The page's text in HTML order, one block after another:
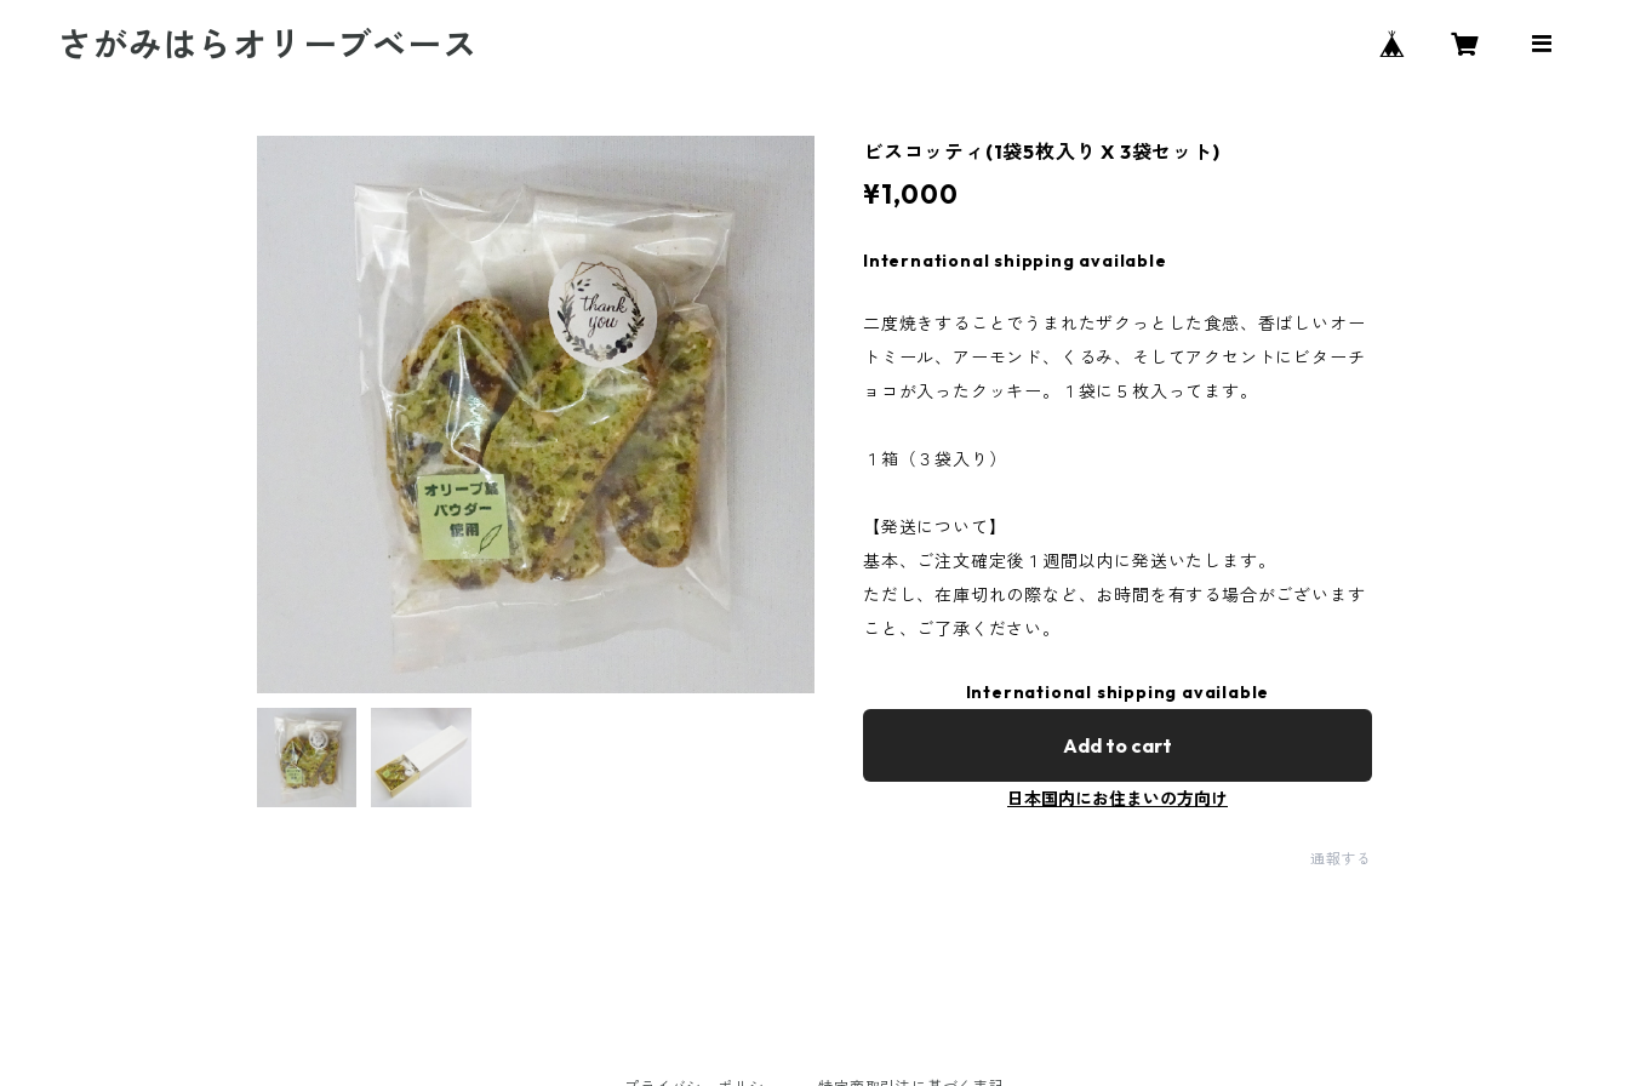
さがみはらオリーブベース
ビスコッティ(1袋5枚入り X 3袋セット)
¥1,000
International shipping available
二度焼きすることでうまれたザクっとした食感、香ばしいオー
トミール、アーモンド、くるみ、そしてアクセントにビターチ
ョコが入ったクッキー。１袋に５枚入ってます。
１箱（３袋入り）
【発送について】
基本、ご注文確定後１週間以内に発送いたします。
ただし、在庫切れの際など、お時間を有する場合がございます
こと、ご了承ください。
International shipping available
Add to cart
日本国内にお住まいの方向け
通報する